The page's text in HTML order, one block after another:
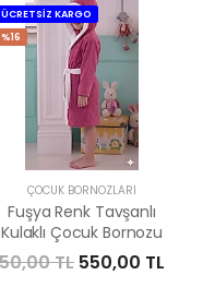
ÜCRETSİZ KARGO
%16
ÇOCUK BORNOZLARI
Fuşya Renk Tavşanlı
Kulaklı Çocuk Bornozu
TL 550,00 TL